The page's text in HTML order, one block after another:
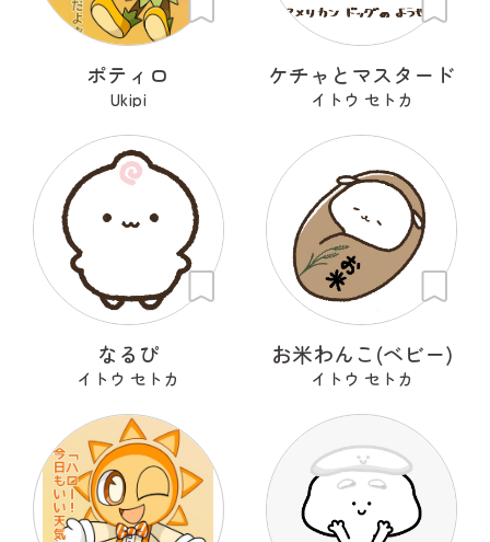
ポティロ
Ukipi
ケチャとマスタード
イトウ セトカ
なるぴ
イトウ セトカ
お米わんこ(ベビー)
イトウ セトカ